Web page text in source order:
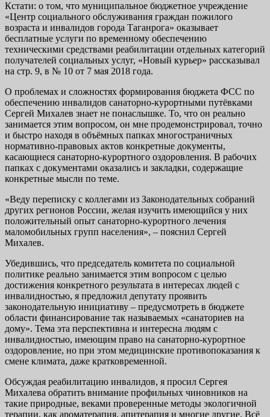
Кстати: о том, что муниципальное бюджетное учреждение
«Центр социального обслуживания граждан пожилого
возраста и инвалидов города Таганрога» оказывает
бесплатные услуги по временному обеспечению
техническими средствами реабилитации отдельных категорий
получателей социальных услуг, «Новый курьер» рассказывал
на стр. 9, в № 10 от 7 мая 2018 года.
О проблемах и сложностях формирования бюджета ФСС по
обеспечению инвалидов санаторно-курортными путёвками
Сергей Михалев знает не понаслышке. То, что он реально
занимается этим вопросом, он мне продемонстрировал, точно
и быстро находя в объёмных папках многостраничных
нормативно-правовых актов конкретные документы,
касающиеся санаторно-курортного оздоровления. В рабочих
папках с документами оказались и закладки, содержащие
конкретные мысли по теме.
«Веду переписку с коллегами из Законодательных собраний
других регионов России, желая изучить имеющийся у них
положительный опыт санаторно-курортного лечения
маломобильных групп населения», – пояснил Сергей
Михалев.
Убедившись, что председатель комитета по социальной
политике реально занимается этим вопросом с целью
достижения конкретного результата в интересах людей с
инвалидностью, я предложил депутату проявить
законодательную инициативу – предусмотреть в бюджете
области финансирование так называемых «санаториев на
дому». Тема эта перспективна и интересна людям с
инвалидностью, имеющим право на санаторно-курортное
оздоровление, но при этом медицинские противопоказания к
смене климата, даже кратковременной.
Обсуждая реабилитацию инвалидов, я просил Сергея
Михалева обратить внимание профильных чиновников на
такие природные, веками проверенные методы экологичной
терапии, как ароматерапия, апитерапия и многие другие. Всё